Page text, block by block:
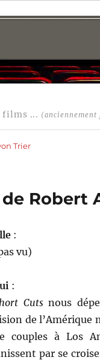
films ... (anciennement
Trier
de Robert
:
vu)
:
Cutsnous
de l’Amérique
couples à Los
par se